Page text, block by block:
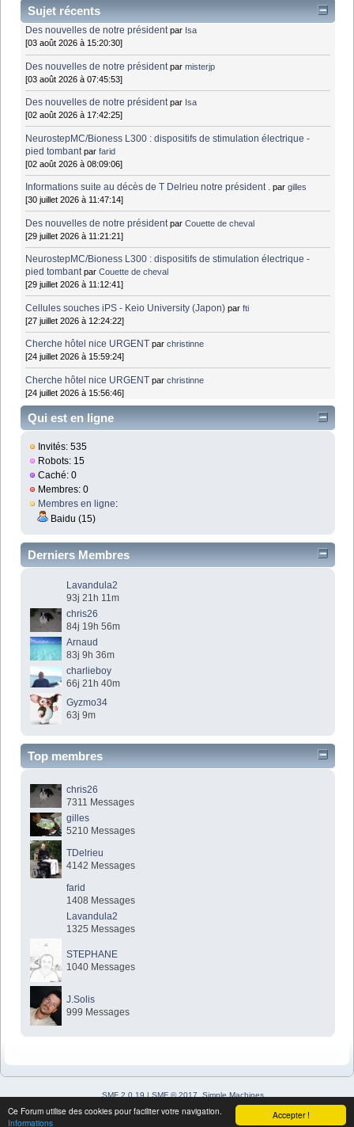
Accepter !
Ce Forum utilise des cookies pour faciliter votre navigation.
Informations
Sujet récents
Des nouvelles de notre président par Isa
[03 août 2026 à 15:20:30]
Des nouvelles de notre président parmisterjp
[03 août 2026 à 07:45:53]
Des nouvelles de notre président par Isa
[02 août 2026 à 17:42:25]
NeurostepMC/Bioness L300 : dispositifs de stimulation électrique -
pied tombant parfarid
[02 août 2026 à 08:09:06]
Informations suite au décès de T Delrieu notre président . pargilles
[30 juillet 2026 à 11:47:14]
Des nouvelles de notre président parCouette de cheval
[29 juillet 2026 à 11:21:21]
NeurostepMC/Bioness L300 : dispositifs de stimulation électrique -
pied tombant parCouette de cheval
[29 juillet 2026 à 11:12:41]
Cellules souches iPS - Keio University (Japon) parfti
[27 juillet 2026 à 12:24:22]
Cherche hôtel nice URGENT parchristinne
[24 juillet 2026 à 15:59:24]
Cherche hôtel nice URGENT parchristinne
[24 juillet 2026 à 15:56:46]
Qui est en ligne
Invités: 535
Robots: 15
Caché: 0
Membres: 0
Membres en ligne:
Baidu (15)
Derniers Membres
Lavandula2
93j 21h 11m
chris26
84j 19h 56m
Arnaud
83j 9h 36m
charlieboy
66j 21h 40m
Gyzmo34
63j 9m
Top membres
chris26
7311 Messages
gilles
5210 Messages
TDelrieu
4142 Messages
farid
1408 Messages
Lavandula2
1325 Messages
STEPHANE
1040 Messages
J.Solis
999 Messages
SMF 2.0.19 | SMF © 2017
Simple Machines
Simple Audio Video Embedder
SimplePortal 2.3.7 © 2008-2026, SimplePortal